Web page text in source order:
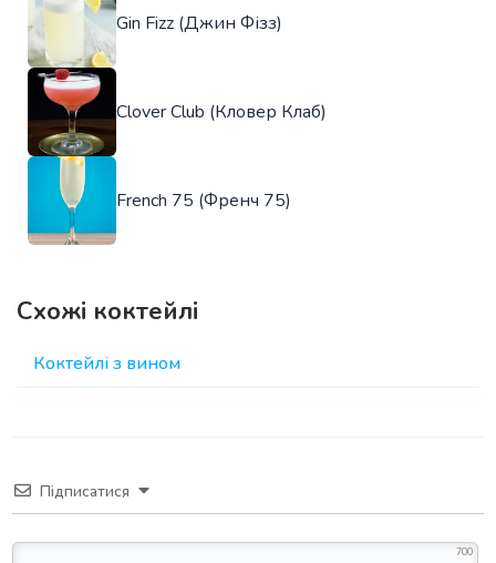
Gin Fizz (Джин Фізз)
Clover Club (Кловер Клаб)
French 75 (Френч 75)
Схожі коктейлі
Коктейлі з вином
Підписатися
700